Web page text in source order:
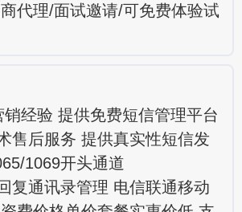
代理/面试邀请/可免费体验试
经验 提供免费短信管理平台
售后服务 提供真实性短信发
1069开头通道
复通讯录管理 电信联通移动